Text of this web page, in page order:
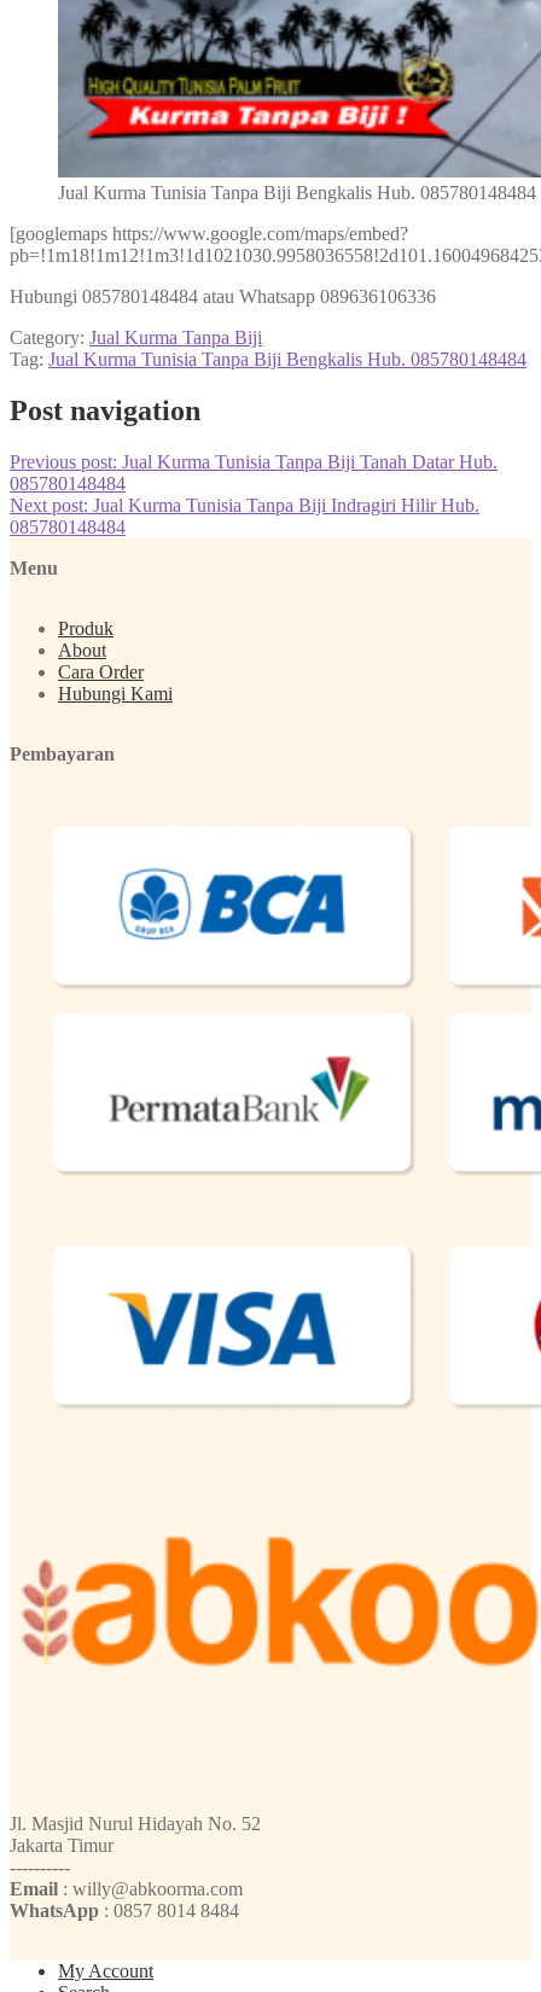
Jual Kurma Tunisia Tanpa Biji Bengkalis Hub. 085780148484
[googlemaps https://www.google.com/maps/embed?
Hubungi 085780148484 atau Whatsapp 089636106336
Category: Jual Kurma Tanpa Biji
Tag: Jual Kurma Tunisia Tanpa Biji Bengkalis Hub. 085780148484
Post navigation
Previous post: Jual Kurma Tunisia Tanpa Biji Tanah Datar Hub.
085780148484
Next post: Jual Kurma Tunisia Tanpa Biji Indragiri Hilir Hub.
085780148484
Menu
Produk
About
Cara Order
Hubungi Kami
Pembayaran
Jl. Masjid Nurul Hidayah No. 52
Jakarta Timur
----------
Email : willy@abkoorma.com
WhatsApp : 0857 8014 8484
My Account